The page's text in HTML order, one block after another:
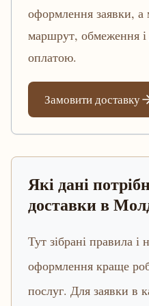
оформлення заявки, а
маршрут, обмеження
оплатою.
Замовити доставку
Які дані
доставки в
Тут зібрані правила
оформлення краще
послуг. Для заявки в